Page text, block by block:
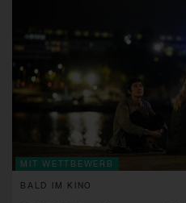
MIT WETTBEWERB
BALD IM KINO